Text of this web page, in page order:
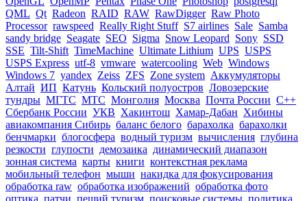
QML Qt Radeon RAID RAW RawDigger Raw Photo
Processor rawspeed Really Right Stuff S7 airlines Sale Samba
sandy bridge Seagate SEO Sigma Snow Leopard Sony SSD
SSE Tilt-Shift TimeMachine Ultimate Lithium UPS USPS
USPS Express utf-8 vmware watercooling Web Windows
Windows 7 yandex Zeiss ZFS Zone system Аккумуляторы
Алтай ИП Катунь Кольский полуостров Ловозерские
тундры МГТС МТС Монголия Москва Почта России С++
Сбербанк России УКВ Хакинтош Хамар-Дабан Хибины
авиакомпания Сибирь баланс белого барахолка барахолки
бенчмарки блогосфера водный туризм вычисления глубина
резкости глупости демозаика динамический диапазон
зонная система карты книги контекстная реклама
мобильный телефон мыши накидка для фокусирования
обработка raw обработка изображений обработка фото
оптика патчи пеший туризм поисковые системы политика